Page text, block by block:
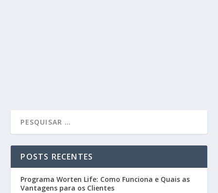
POSTS RECENTES
Programa Worten Life: Como Funciona e Quais as
Vantagens para os Clientes